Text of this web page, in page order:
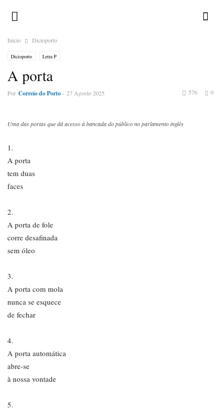
Inicio Dicioporto
Dicioporto Letra P
A porta
Por Correio do Porto- 27 Agosto 2025 0
576
Uma das portas que dá acesso à bancada do público no parlamento inglês
1.
A porta
tem duas
faces
2.
A porta de fole
corre desafinada
sem óleo
3.
A porta com mola
nunca se esquece
de fechar
4.
A porta automática
abre-se
à nossa vontade
5.